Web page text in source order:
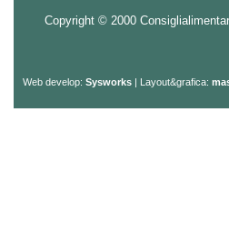
Copyright © 2000
Web develop: Sysworks | Layout&grafica: